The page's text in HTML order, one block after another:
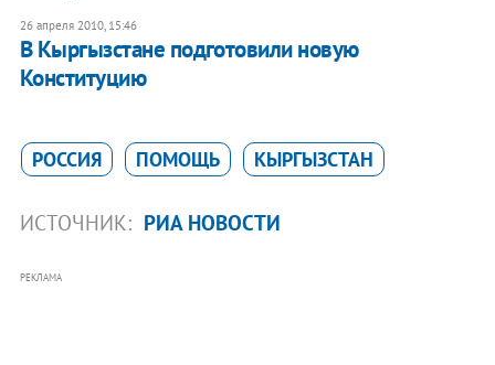
26 апреля 2010, 15:46
В Кыргызстане подготовили новую
Конституцию
РОССИЯ ПОМОЩЬ КЫРГЫЗСТАН
ИСТОЧНИК: РИА НОВОСТИ
РЕКЛАМА